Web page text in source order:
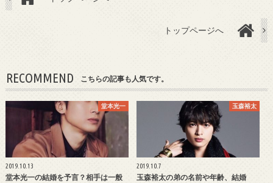
トップページへ
RECOMMEND こちらの記事も人気です。
堂本光一
2019.10.13
堂本光一の結婚を予言？相手は一般
玉森裕太
2019.10.7
玉森裕太の弟の名前や年齢、結婚